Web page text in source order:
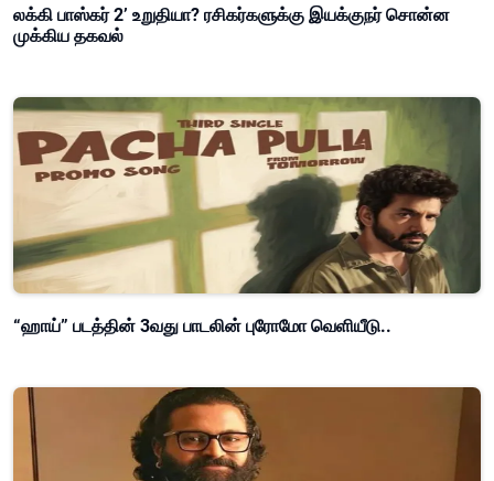
லக்கி பாஸ்கர் 2’ உறுதியா? ரசிகர்களுக்கு இயக்குநர் சொன்ன
முக்கிய தகவல்
“ஹாய்” படத்தின் 3வது பாடலின் புரோமோ வெளியீடு..